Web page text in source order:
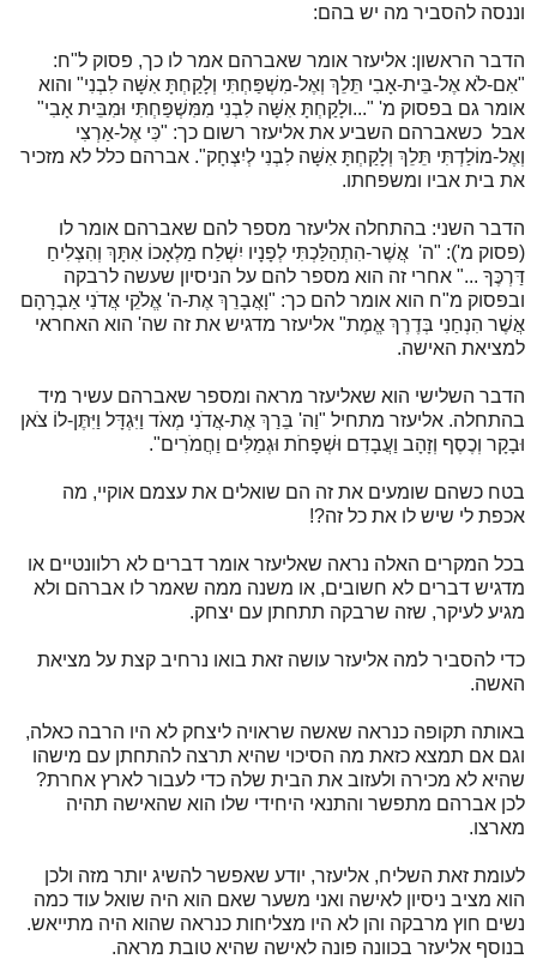
וננסה להסביר מה יש בהם:
הדבר הראשון: אליעזר אומר שאברהם אמר לו כך, פסוק ל"ח:
"אִם-לֹא אֶל-בֵּית-אָבִי תֵּלֵךְ וְאֶל-מִשְׁפַּחְתִּי וְלָקַחְתָּ אִשָּׁה לִבְנִי" והוא
אומר גם בפסוק מ' "...ולָקַחְתָּ אִשָּׁה לִבְנִי מִמִּשְׁפַּחְתִּי וּמִבֵּית אָבִי"
אבל כשאברהם השביע את אליעזר רשום כך: "כִּי אֶל-אַרְצִי
וְאֶל-מוֹלַדְתִּי תֵּלֵךְ וְלָקַחְתָּ אִשָּׁה לִבְנִי לְיִצְחָק". אברהם כלל לא מזכיר
את בית אביו ומשפחתו.
הדבר השני: בהתחלה אליעזר מספר להם שאברהם אומר לו
(פסוק מ'): "ה' אֲשֶׁר-הִתְהַלַּכְתִּי לְפָנָיו יִשְׁלַח מַלְאָכוֹ אִתָּךְ וְהִצְלִיחַ
דַּרְכֶּךָ ..." אחרי זה הוא מספר להם על הניסיון שעשה לרבקה
ובפסוק מ"ח הוא אומר להם כך: "וָאֲבָרֵךְ אֶת-ה' אֱלֹקֵי אֲדֹנִי אַבְרָהָם
אֲשֶׁר הִנְחַנִי בְּדֶרֶךְ אֱמֶת" אליעזר מדגיש את זה שה' הוא האחראי
למציאת האישה.
הדבר השלישי הוא שאליעזר מראה ומספר שאברהם עשיר מיד
בהתחלה. אליעזר מתחיל "וַה' בֵּרַךְ אֶת-אֲדֹנִי מְאֹד וַיִּגְדָּל וַיִּתֶּן-לוֹ צֹאן
וּבָקָר וְכֶסֶף וְזָהָב וַעֲבָדִם וּשְׁפָחֹת וּגְמַלִּים וַחֲמֹרִים".
בטח כשהם שומעים את זה הם שואלים את עצמם אוקיי, מה
אכפת לי שיש לו את כל זה?!
בכל המקרים האלה נראה שאליעזר אומר דברים לא רלוונטיים או
מדגיש דברים לא חשובים, או משנה ממה שאמר לו אברהם ולא
מגיע לעיקר, שזה שרבקה תתחתן עם יצחק.
כדי להסביר למה אליעזר עושה זאת בואו נרחיב קצת על מציאת
האשה.
באותה תקופה כנראה שאשה שראויה ליצחק לא היו הרבה כאלה,
וגם אם תמצא כזאת מה הסיכוי שהיא תרצה להתחתן עם מישהו
שהיא לא מכירה ולעזוב את הבית שלה כדי לעבור לארץ אחרת?
לכן אברהם מתפשר והתנאי היחידי שלו הוא שהאישה תהיה
מארצו.
לעומת זאת השליח, אליעזר, יודע שאפשר להשיג יותר מזה ולכן
הוא מציב ניסיון לאישה ואני משער שאם הוא היה שואל עוד כמה
נשים חוץ מרבקה והן לא היו מצליחות כנראה שהוא היה מתייאש.
בנוסף אליעזר בכוונה פונה לאישה שהיא טובת מראה.